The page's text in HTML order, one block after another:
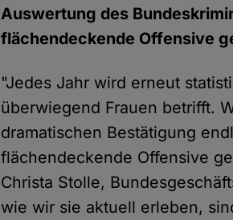
Auswertung des
flächendeckende Offensive
"Jedes Jahr wird erneut
überwiegend Frauen betrifft.
dramatischen Bestätigung
flächendeckende Offensive
Christa Stolle,
wie wir sie aktuell erleben,